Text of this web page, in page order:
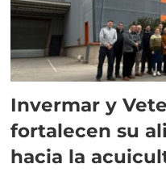
Invermar y
fortalecen su
hacia la